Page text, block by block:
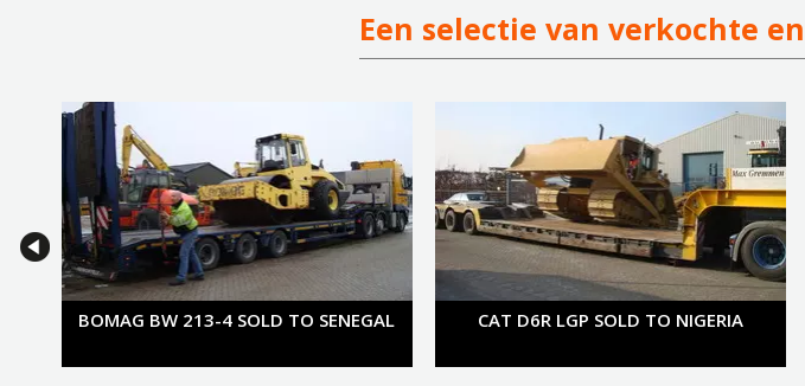
Een selectie van verkochte
BOMAG BW 213-4 SOLD TO SENEGAL CAT D6R LGP SOLD TO NIGERIA
next